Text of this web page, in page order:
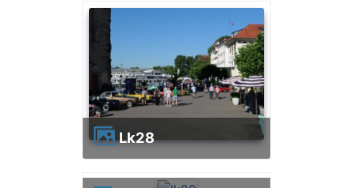
lk28